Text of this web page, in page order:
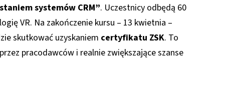
systemów CRM”. Uczestnicy odbędą 60
VR. Na zakończenie kursu – 13 kwietnia –
skutkować uzyskaniem certyfikatu ZSK. To
pracodawców i realnie zwiększające szanse